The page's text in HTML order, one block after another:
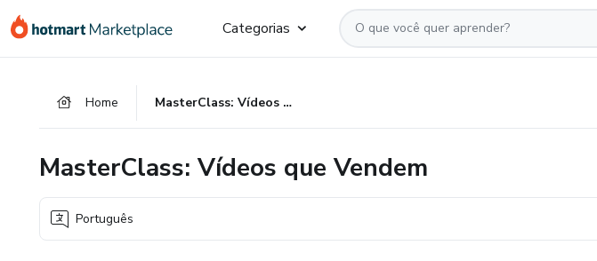
para
para
para
Categorias
Home MasterClass: Vídeos que Vendem
MasterClass: Vídeos que Vendem
Português